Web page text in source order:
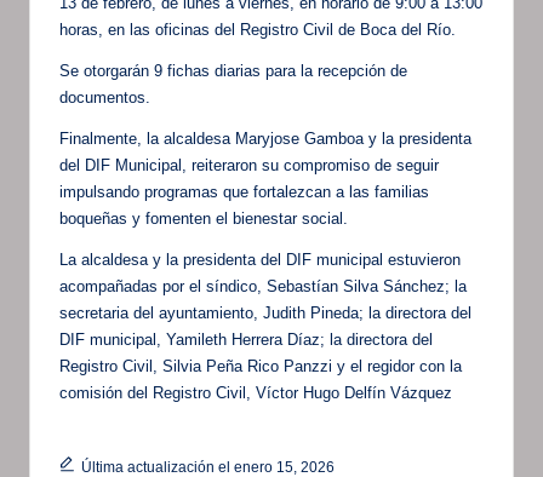
horas, en las oficinas del Registro Civil de Boca del Río.
Se otorgarán 9 fichas diarias para la recepción de
documentos.
Finalmente, la alcaldesa Maryjose Gamboa y la presidenta
del DIF Municipal, reiteraron su compromiso de seguir
impulsando programas que fortalezcan a las familias
boqueñas y fomenten el bienestar social.
La alcaldesa y la presidenta del DIF municipal estuvieron
acompañadas por el síndico, Sebastían Silva Sánchez; la
secretaria del ayuntamiento, Judith Pineda; la directora del
DIF municipal, Yamileth Herrera Díaz; la directora del
Registro Civil, Silvia Peña Rico Panzzi y el regidor con la
comisión del Registro Civil, Víctor Hugo Delfín Vázquez
Última actualización el enero 15, 2026